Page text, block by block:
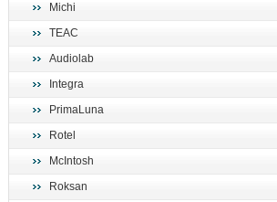
Michi
TEAC
Audiolab
Integra
PrimaLuna
Rotel
McIntosh
Roksan